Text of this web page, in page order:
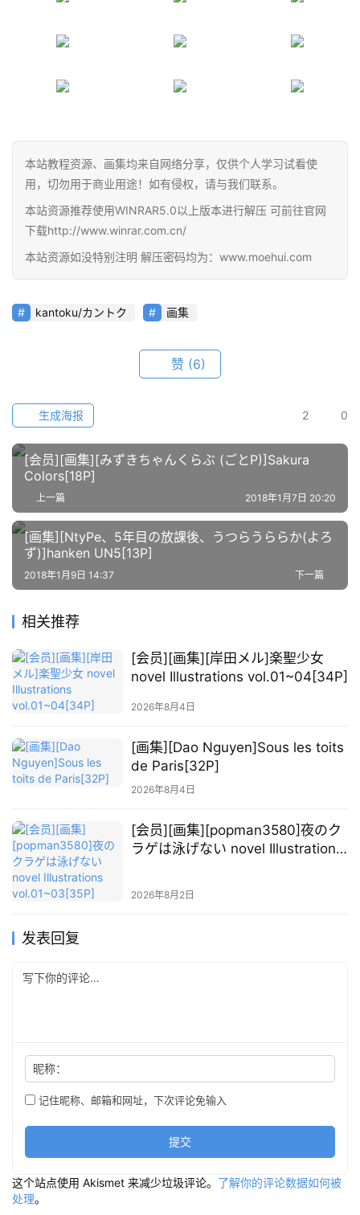
线
程
会
资
源
公
图
例
素
材
萌
绘
图
库
关
于
本
站
本站教程资源、画集均来自网络分享，仅供个人学习试看使
用，切勿用于商业用途！如有侵权，请与我们联系。
本站资源推荐使用WINRAR5.0以上版本进行解压 可前往官网
下载http://www.winrar.com.cn/
本站资源如没特别注明 解压密码均为：www.moehui.com
kantoku/カントク 画集
赞 (6)
2 0
生成海报
[会员][画集][みずきちゃんくらぶ (ごとP)]Sakura
Colors[18P]
上一篇 2018年1月7日 20:20
[画集][NtyPe、5年目の放課後、うつらうららか(よろ
ず)]hanken UN5[13P]
下一篇
2018年1月9日 14:37
相关推荐
[会员][画集][岸田メル]楽聖少女
novel Illustrations vol.01~04[34P]
2026年8月4日
[画集][Dao Nguyen]Sous les toits
de Paris[32P]
2026年8月4日
[会员][画集][popman3580]夜のク
ラゲは泳げない novel Illustrations
2026年8月2日
发表回复
昵称：
记住昵称、邮箱和网址，下次评论免输入
提交
这个站点使用 Akismet 来减少垃圾评论。 了解你的评论数据如何被
处理。